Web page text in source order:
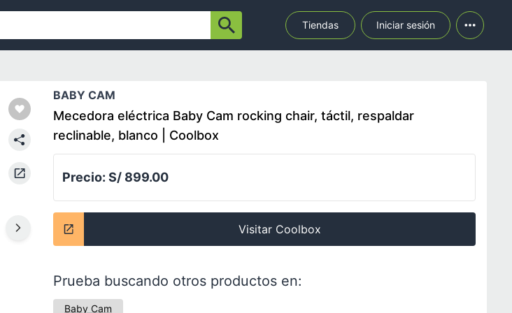
Tiendas Iniciar sesión
BABY CAM
Mecedora eléctrica Baby Cam rocking chair, táctil, respaldar
reclinable, blanco | Coolbox
Precio: S/ 899.00
Visitar Coolbox
Prueba buscando otros productos en:
Baby Cam